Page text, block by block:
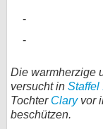
Die warmherzige
versucht in Staffel
Tochter Claryvor
beschützen.